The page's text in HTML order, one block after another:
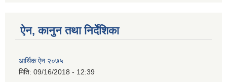
ऐन, कानुन तथा निर्देशिका
आर्थिक ऐन २०७५
मिति: 09/16/2018 - 12:39